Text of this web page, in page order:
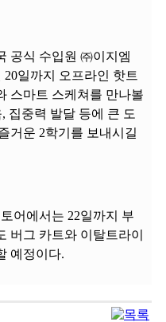
공식 수입원 ㈜이지엠
일까지 오프라인 핫트
스마트 스케쳐를 만나볼
집중력 발달 등에 큰 도
거운 2학기를 보내시길
어에서는 22일까지 부
버그 카트와 이탈트라이
예정이다.